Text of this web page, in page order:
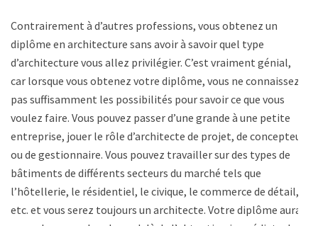
Contrairement à d’autres professions, vous obtenez un
diplôme en architecture sans avoir à savoir quel type
d’architecture vous allez privilégier. C’est vraiment génial,
car lorsque vous obtenez votre diplôme, vous ne connaissez
pas suffisamment les possibilités pour savoir ce que vous
voulez faire. Vous pouvez passer d’une grande à une petite
entreprise, jouer le rôle d’architecte de projet, de concepteur
ou de gestionnaire. Vous pouvez travailler sur des types de
bâtiments de différents secteurs du marché tels que
l’hôtellerie, le résidentiel, le civique, le commerce de détail,
etc. et vous serez toujours un architecte. Votre diplôme aura